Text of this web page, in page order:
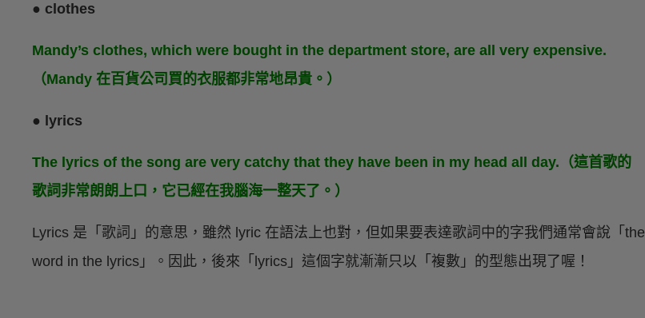
● clothes
Mandy’s clothes, which were bought in the department store, are all very expensive.
（Mandy 在百貨公司買的衣服都非常地昂貴。）
● lyrics
The lyrics of the song are very catchy that they have been in my head all day.（這首歌的
歌詞非常朗朗上口，它已經在我腦海一整天了。）
Lyrics 是「歌詞」的意思，雖然 lyric 在語法上也對，但如果要表達歌詞中的字我們通常會說「the
word in the lyrics」。因此，後來「lyrics」這個字就漸漸只以「複數」的型態出現了喔！